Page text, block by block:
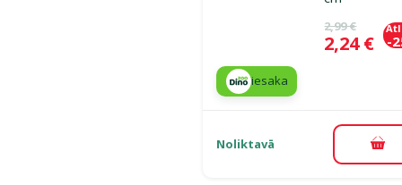
Oriģinālā
2,99 €
Cena
2,24 € -
iesaka
Noliktavā